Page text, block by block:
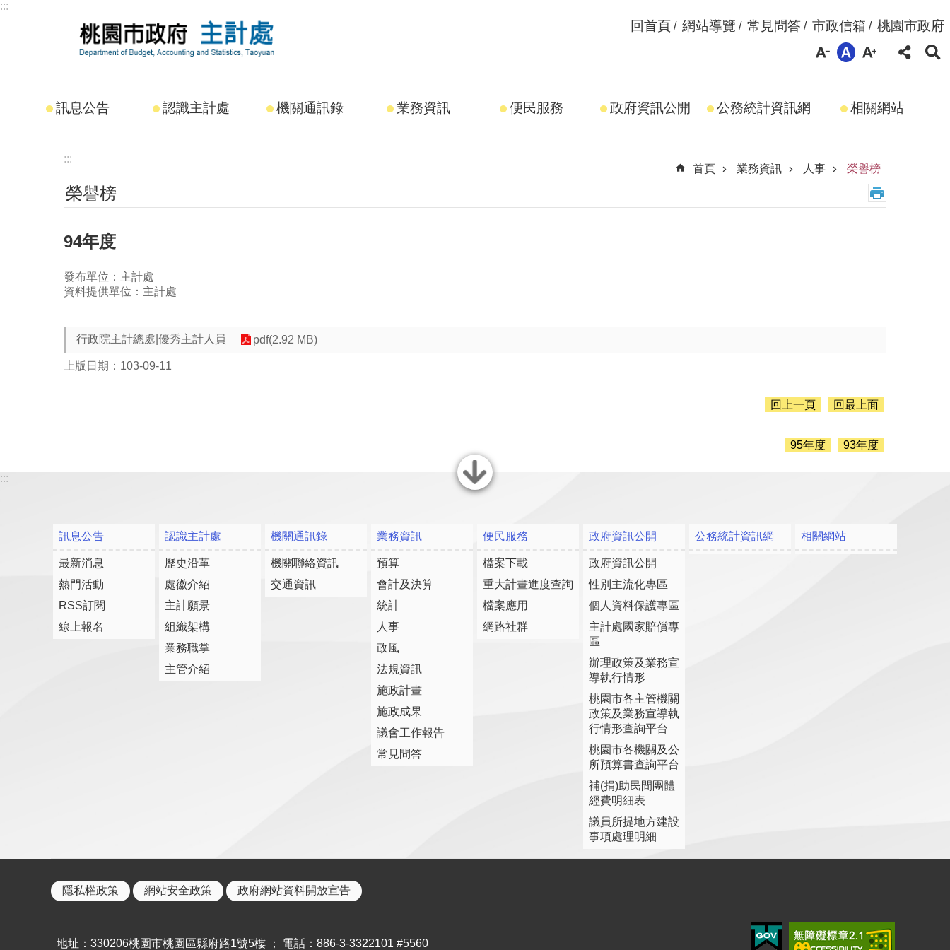
跳到主要內容區塊
:::
回首頁 網站導覽 常見問答 市政信箱 桃園市政府
訊息公告 認識主計處 機關通訊錄 業務資訊 便民服務 政府資訊公開 公務統計資訊網 相關網站
:::
首頁
業務資訊 人事 榮譽榜
榮譽榜
94年度
發布單位：主計處
資料提供單位：主計處
行政院主計總處|優秀主計人員 pdf(2.92 MB)
上版日期：103-09-11
回上一頁 回最上面
95年度 93年度
關閉
:::
訊息公告
最新消息
熱門活動
RSS訂閱
線上報名
認識主計處
歷史沿革
處徽介紹
主計願景
組織架構
業務職掌
主管介紹
機關通訊錄
機關聯絡資訊
交通資訊
業務資訊
預算
會計及決算
統計
人事
政風
法規資訊
施政計畫
施政成果
議會工作報告
常見問答
便民服務
檔案下載
重大計畫進度查詢
檔案應用
網路社群
政府資訊公開
政府資訊公開
性別主流化專區
個人資料保護專區
主計處國家賠償專
區
辦理政策及業務宣
導執行情形
桃園市各主管機關
政策及業務宣導執
行情形查詢平台
桃園市各機關及公
所預算書查詢平台
補(捐)助民間團體
經費明細表
議員所提地方建設
事項處理明細
公務統計資訊網 相關網站
隱私權政策 網站安全政策 政府網站資料開放宣告
地址：330206桃園市桃園區縣府路1號5樓 ； 電話：886-3-3322101 #5560